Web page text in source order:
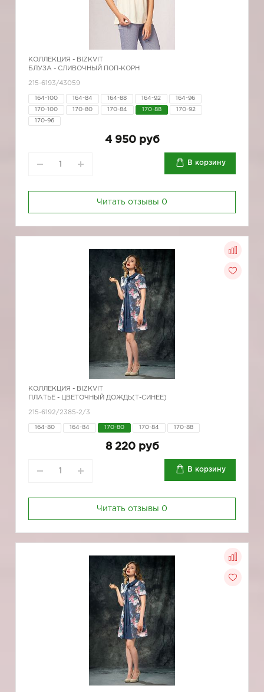
КОЛЛЕКЦИЯ - BIZKVIT
БЛУЗА - СЛИВОЧНЫЙ ПОП-КОРН
215-6193/43059
164-100 164-84 164-88 164-92 164-96
170-100 170-80 170-84 170-88 170-92
170-96
4 950 руб
В корзину
Читать отзывы 0
КОЛЛЕКЦИЯ - BIZKVIT
ПЛАТЬЕ - ЦВЕТОЧНЫЙ ДОЖДЬ(Т-СИНЕЕ)
215-6192/2385-2/3
164-80 164-84 170-80 170-84 170-88
8 220 руб
В корзину
Читать отзывы 0